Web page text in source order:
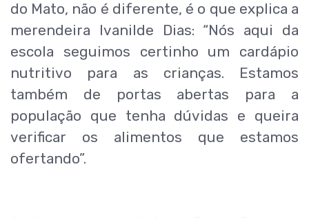
do Mato, não é diferente, é o que explica a
merendeira Ivanilde Dias: “Nós aqui da
escola seguimos certinho um cardápio
nutritivo para as crianças. Estamos
também de portas abertas para a
população que tenha dúvidas e queira
verificar os alimentos que estamos
ofertando”.